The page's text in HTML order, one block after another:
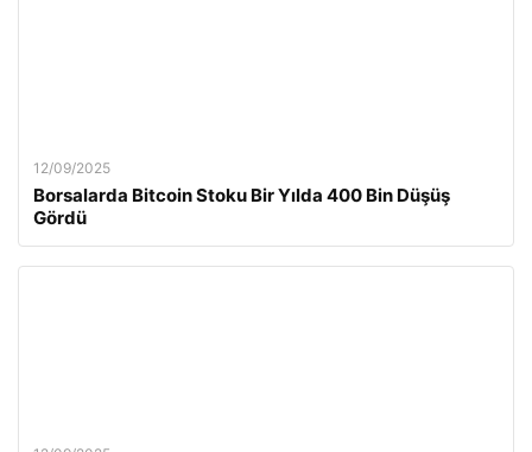
12/09/2025
Borsalarda Bitcoin Stoku Bir Yılda 400 Bin Düşüş
Gördü